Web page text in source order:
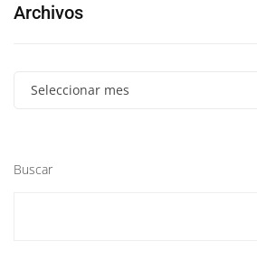
Archivos
Seleccionar mes
Buscar